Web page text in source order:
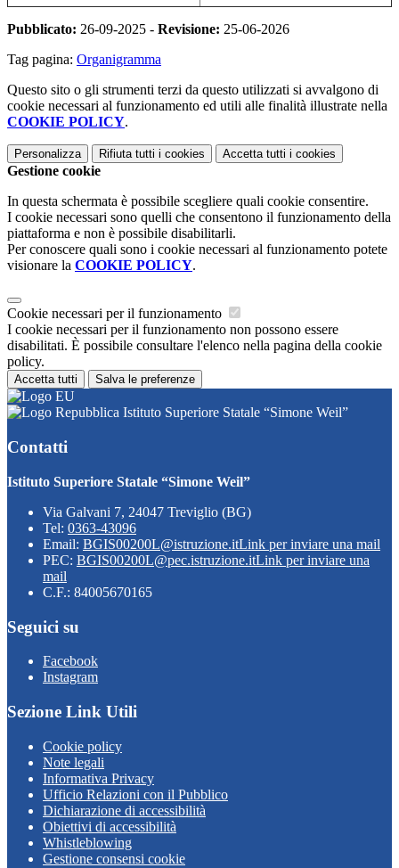
Pubblicato: 26-09-2025 - Revisione: 25-06-2026
Tag pagina: Organigramma
Questo sito o gli strumenti terzi da questo utilizzati si avvalgono di
cookie necessari al funzionamento ed utili alle finalità illustrate nella
COOKIE POLICY.
Personalizza Rifiuta tutti i cookies Accetta tutti i cookies
Gestione cookie
In questa schermata è possibile scegliere quali cookie consentire.
I cookie necessari sono quelli che consentono il funzionamento della
piattaforma e non è possibile disabilitarli.
Per conoscere quali sono i cookie necessari al funzionamento potete
visionare la COOKIE POLICY.
Cookie necessari per il funzionamento
I cookie necessari per il funzionamento non possono essere
disabilitati. È possibile consultare l'elenco nella pagina della cookie
policy.
Accetta tutti Salva le preferenze
Istituto Superiore Statale “Simone Weil”
Contatti
Istituto Superiore Statale “Simone Weil”
Via Galvani 7, 24047 Treviglio (BG)
Tel: 0363-43096
Email: BGIS00200L@istruzione.itLink per inviare una mail
PEC: BGIS00200L@pec.istruzione.itLink per inviare una
mail
C.F.: 84005670165
Seguici su
Facebook
Instagram
Sezione Link Utili
Cookie policy
Note legali
Informativa Privacy
Ufficio Relazioni con il Pubblico
Dichiarazione di accessibilità
Obiettivi di accessibilità
Whistleblowing
Gestione consensi cookie